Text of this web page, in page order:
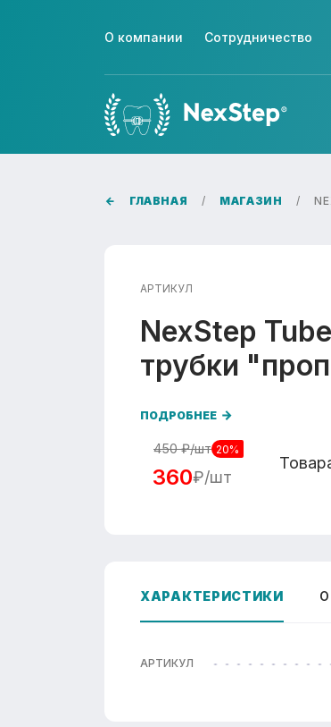
О компании Сотрудничество
ГЛАВНАЯ МАГАЗИН
АРТИКУЛ
NexStep
трубки
ПОДРОБНЕЕ
450 ₽/шт 20%
360₽/шт
ХАРАКТЕРИСТИКИ
АРТИКУЛ